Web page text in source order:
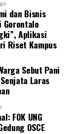
kami kirimkan
itu, draf
Bapak Wali
sebagai
razia,”
berkala ini,
adanya
Dengan
masyarakat
dan Bisnis
Gorontalo
Aplikasi
Riset Kampus
Sebut Pani
Laras
FOK UNG
OSCE